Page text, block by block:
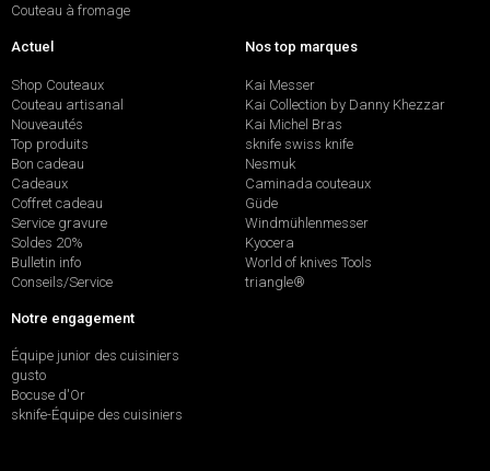
Couteau à fromage
Actuel
Shop Couteaux
Couteau artisanal
Nouveautés
Top produits
Bon cadeau
Cadeaux
Coffret cadeau
Service gravure
Soldes 20%
Bulletin info
Conseils/Service
Nos top marques
Kai Messer
Kai Collection by Danny Khezzar
Kai Michel Bras
sknife swiss knife
Nesmuk
Caminada couteaux
Güde
Windmühlenmesser
Kyocera
World of knives Tools
triangle®
Notre engagement
Équipe junior des cuisiniers
gusto
Bocuse d'Or
sknife-Équipe des cuisiniers